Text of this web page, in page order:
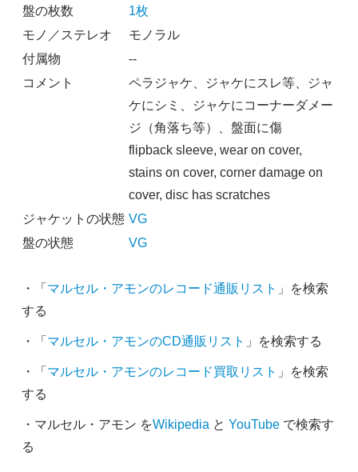
盤の枚数
1枚
モノ／ステレオ
モノラル
付属物
--
コメント
ペラジャケ、ジャケにスレ等、ジャ
ケにシミ、ジャケにコーナーダメー
ジ（角落ち等）、盤面に傷
flipback sleeve, wear on cover,
stains on cover, corner damage on
cover, disc has scratches
ジャケットの状態 VG
盤の状態
VG
・「 マルセル・アモンのレコード通販リスト 」を検索
する
・「 マルセル・アモンのCD通販リスト 」を検索する
・「 マルセル・アモンのレコード買取リスト 」を検索
する
・マルセル・アモン をWikipedia と YouTubeで検索す
る